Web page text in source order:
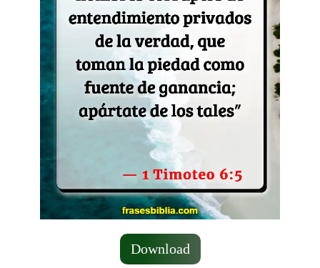
Download